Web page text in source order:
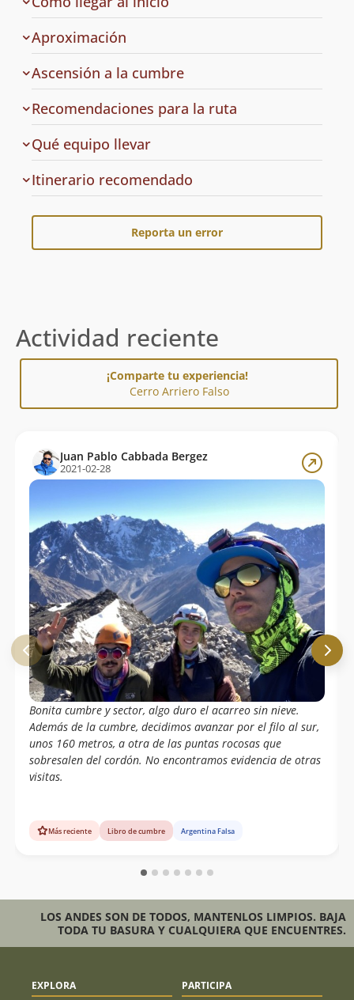
la
Aproximación
Ascensión a la cumbre
Recomendaciones para la ruta
Qué equipo llevar
Cuál
es
Itinerario recomendado
Reporta un error
Actividad reciente
¡Comparte tu experiencia!
Cerro Arriero Falso
Juan Pablo Cabbada Bergez
2021-02-28
Bonita cumbre y sector, algo duro el acarreo sin nieve.
Además de la cumbre, decidimos avanzar por el filo al sur,
unos 160 metros, a otra de las puntas rocosas que
sobresalen del cordón. No encontramos evidencia de otras
visitas.
Más reciente Libro de cumbre Argentina Falsa
LOS ANDES SON DE TODOS, MANTENLOS LIMPIOS. BAJA
TODA TU BASURA Y CUALQUIERA QUE ENCUENTRES.
EXPLORA PARTICIPA